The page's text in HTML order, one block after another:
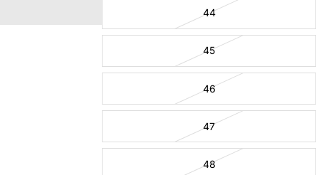
44
45
46
47
48